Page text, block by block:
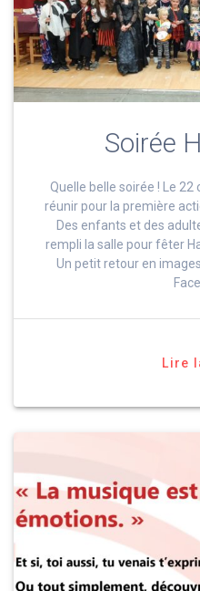
Soirée
Quelle belle soirée ! Le
réunir pour la première
Des enfants et des
rempli la salle pour fêter
Un petit retour en
Lire